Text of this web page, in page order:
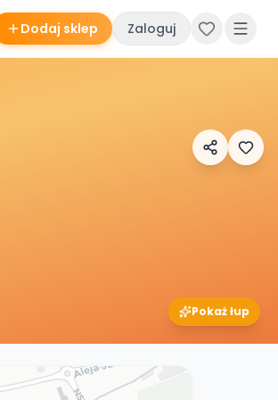
Dodaj sklep Zaloguj
Pokaż łup